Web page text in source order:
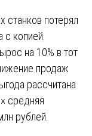
станков потерял
копией.
на 10% в тот
продаж
рассчитана
средняя
рублей.